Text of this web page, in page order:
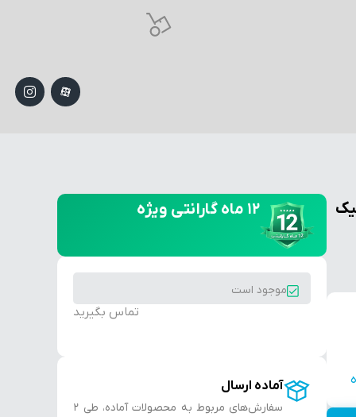
۱۲ ماه گارانتی ویژه
موجود است
تماس بگیرید
آماده ارسال
سفارش‌های مربوط به محصولات آماده، طی ۲